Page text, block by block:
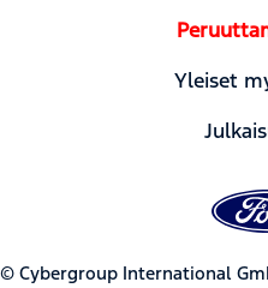
Yleiset
© Cybergroup International